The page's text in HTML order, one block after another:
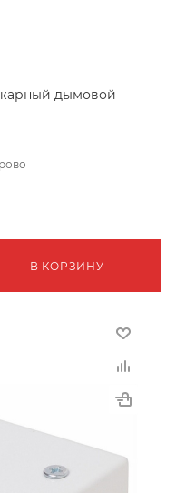
дымовой
В КОРЗИНУ